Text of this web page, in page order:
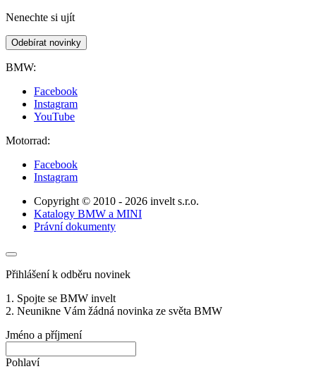
Nenechte si ujít
Odebírat novinky
BMW:
Facebook
Instagram
YouTube
Motorrad:
Facebook
Instagram
Copyright © 2010 - 2026 invelt s.r.o.
Katalogy BMW a MINI
Právní dokumenty
Přihlášení k odběru novinek
1. Spojte se BMW invelt
2. Neunikne Vám žádná novinka ze světa BMW
Jméno a příjmení
Pohlaví